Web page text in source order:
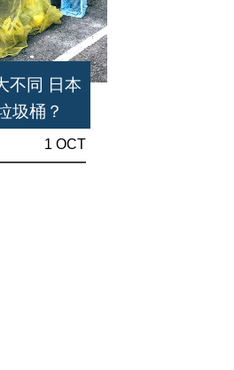
不同 日本
圾桶？
1 OCT